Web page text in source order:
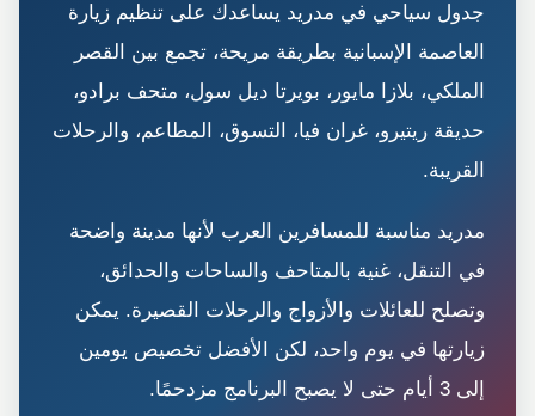
جدول سياحي في مدريد يساعدك على تنظيم زيارة
العاصمة الإسبانية بطريقة مريحة، تجمع بين القصر
الملكي، بلازا مايور، بويرتا ديل سول، متحف برادو،
حديقة ريتيرو، غران فيا، التسوق، المطاعم، والرحلات
القريبة.
مدريد مناسبة للمسافرين العرب لأنها مدينة واضحة
في التنقل، غنية بالمتاحف والساحات والحدائق،
وتصلح للعائلات والأزواج والرحلات القصيرة. يمكن
زيارتها في يوم واحد، لكن الأفضل تخصيص يومين
إلى 3 أيام حتى لا يصبح البرنامج مزدحمًا.